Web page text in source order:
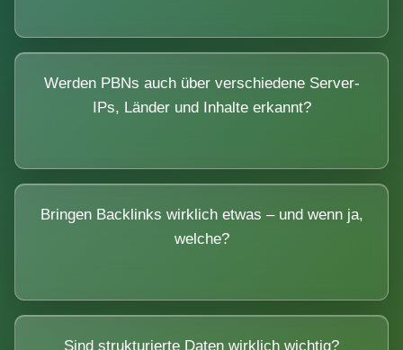
Werden PBNs auch über verschiedene Server-
IPs, Länder und Inhalte erkannt?
Bringen Backlinks wirklich etwas – und wenn ja,
welche?
Sind strukturierte Daten wirklich wichtig?